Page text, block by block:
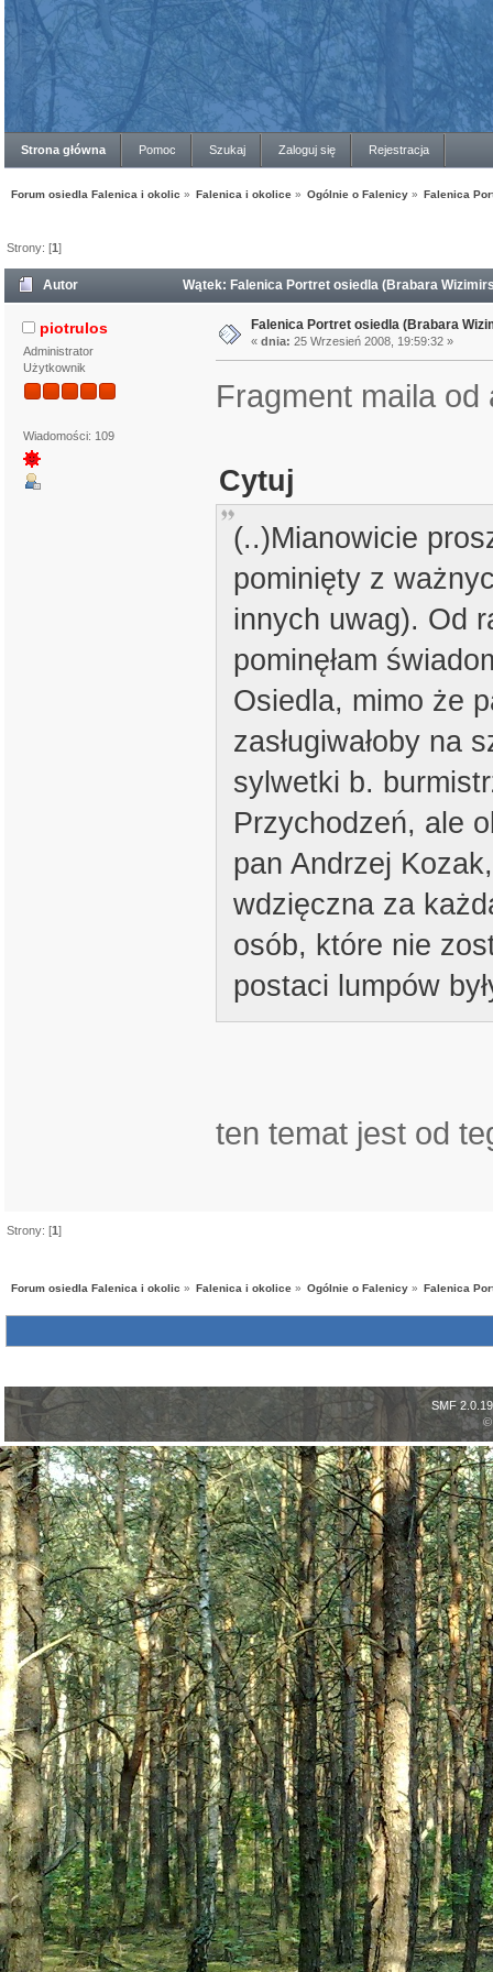
Strona główna Pomoc Szukaj Zaloguj się Rejestracja
Forum osiedla Falenica i okolic » Falenica i okolice » Ogólnie o Falenicy » Falenica
Strony: [1]
Autor Wątek: Falenica Portret osiedla (Brabara
piotrulos
Administrator
Użytkownik
Wiadomości: 109
Falenica Portret osiedla (Brabara
« dnia: 25 Wrzesień 2008, 19:59:32 »
Fragment maila od
Cytuj
(..)Mianowicie
pominięty z
innych uwag). Od
pominęłam
Osiedla, mimo że
zasługiwałoby na
sylwetki b.
Przychodzeń, ale
pan Andrzej
wdzięczna za
osób, które nie
postaci lumpów
ten temat jest od
Strony: [1]
Forum osiedla Falenica i okolic » Falenica i okolice » Ogólnie o Falenicy » Falenica
SMF 2.0.19
©